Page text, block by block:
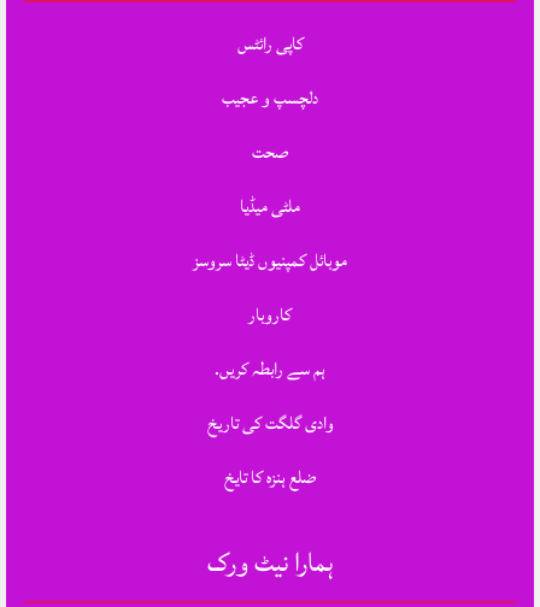
کاپی رائٹس
دلچسپ و عجیب
صحت
ملٹی میڈیا
موبائل کمپنیوں ڈیٹا سروسز
کاروبار
ہم سے رابطہ کریں.
وادی گلگت کی تاریخ
ضلع ہنزہ کا تایخ
ہمارا نیٹ ورک